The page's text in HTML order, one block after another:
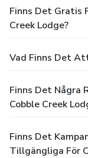
Finns Det Gratis
Creek Lodge?
Vad Finns Det
Finns Det Några
Cobble Creek
Finns Det
Tillgängliga För